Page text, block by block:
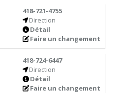
418-721-4755
Direction
Détail
Faire un changement
418-724-6447
Direction
Détail
Faire un changement